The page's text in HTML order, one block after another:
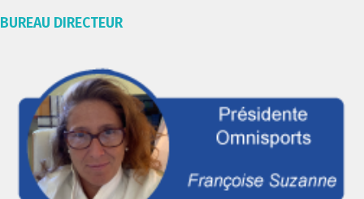
BUREAU DIRECTEUR